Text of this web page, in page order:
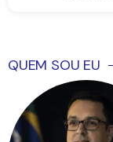
QUEM SOU EU